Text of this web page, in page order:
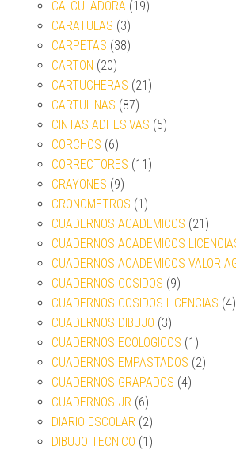
CALCULADORA (19)
CARATULAS (3)
CARPETAS (38)
CARTON (20)
CARTUCHERAS (21)
CARTULINAS (87)
CINTAS ADHESIVAS (5)
CORCHOS (6)
CORRECTORES (11)
CRAYONES (9)
CRONOMETROS (1)
CUADERNOS ACADEMICOS (21)
CUADERNOS ACADEMICOS
CUADERNOS ACADEMICOS VALOR
CUADERNOS COSIDOS (9)
CUADERNOS COSIDOS LICENCIAS (4)
CUADERNOS DIBUJO (3)
CUADERNOS ECOLOGICOS (1)
CUADERNOS EMPASTADOS (2)
CUADERNOS GRAPADOS (4)
CUADERNOS JR (6)
DIARIO ESCOLAR (2)
DIBUJO TECNICO (1)